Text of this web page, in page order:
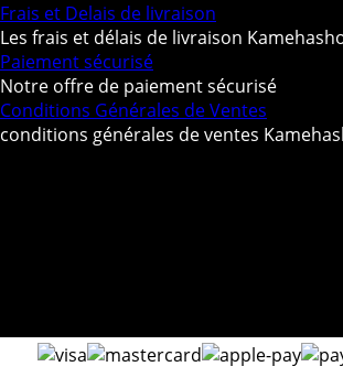
Frais et Delais de livraison
Les frais et délais de livraison
Paiement sécurisé
Notre offre de paiement sécurisé
Conditions Générales de Ventes
conditions générales de ventes